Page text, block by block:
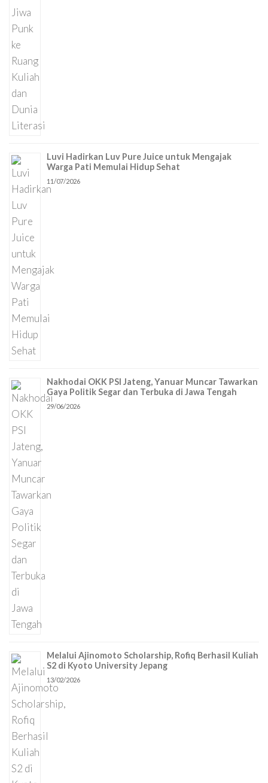
Luvi Hadirkan Luv Pure Juice untuk Mengajak
Warga Pati Memulai Hidup Sehat
11/07/2026
Nakhodai OKK PSI Jateng, Yanuar Muncar Tawarkan
Gaya Politik Segar dan Terbuka di Jawa Tengah
29/06/2026
Melalui Ajinomoto Scholarship, Rofiq Berhasil Kuliah
S2 di Kyoto University Jepang
13/02/2026